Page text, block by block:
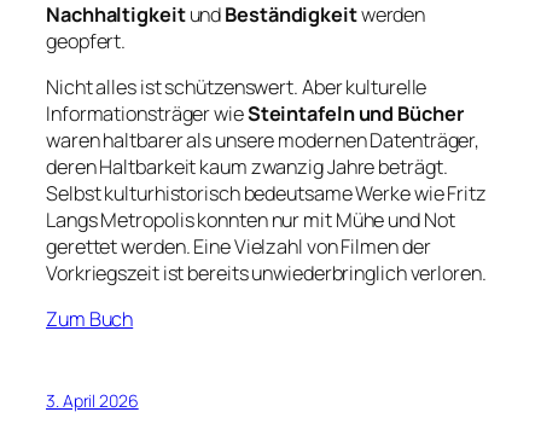
NachhaltigkeitundBeständigkeitwerden
geopfert.
Nicht alles ist schützenswert. Aber kulturelle
Informationsträger wieSteintafeln und Bücher
waren haltbarer als unsere modernen Datenträger,
deren Haltbarkeit kaum zwanzig Jahre beträgt.
Selbst kulturhistorisch bedeutsame Werke wie Fritz
LangsMetropoliskonnten nur mit Mühe und Not
gerettet werden. Eine Vielzahl von Filmen der
Vorkriegszeit ist bereits unwiederbringlich verloren.
Zum Buch
3. April 2026